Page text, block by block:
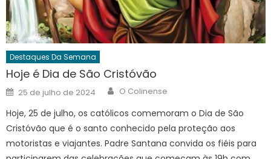
Destaques Da Semana
Hoje é Dia de São Cristóvão
Posted
on
25 de julho de 2024 Author
O Colinense
Hoje, 25 de julho, os católicos comemoram o Dia de São
Cristóvão que é o santo conhecido pela proteção aos
motoristas e viajantes. Padre Santana convida os fiéis para